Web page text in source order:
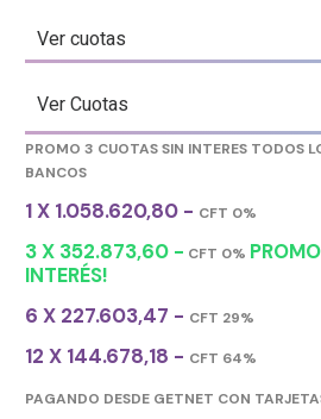
Ver cuotas
Ver Cuotas
PROMO 3 CUOTAS SIN INTERES TODOS
BANCOS
1 X 1.058.620,80 - CFT 0%
3 X 352.873,60 - CFT 0%
INTERÉS!
6 X 227.603,47 - CFT 29%
12 X 144.678,18 - CFT 64%
PAGANDO DESDE GETNET CON